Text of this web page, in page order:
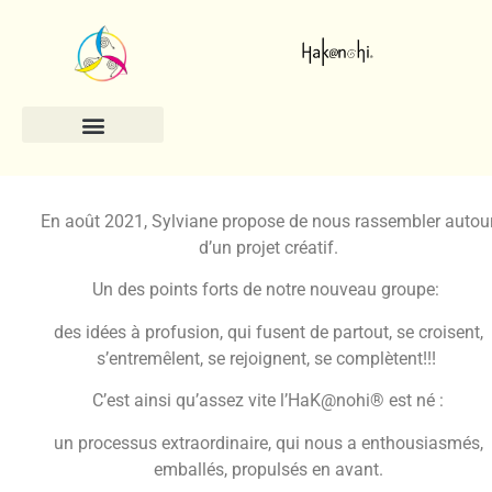
En août 2021, Sylviane propose de nous rassembler
d’un projet créatif.
Un des points forts de notre nouveau groupe:
des idées à profusion, qui fusent de partout, se croisent,
s’entremêlent, se rejoignent, se complètent!!!
C’est ainsi qu’assez vite l’HaK@nohi® est né :
un processus extraordinaire, qui nous a enthousiasmés,
emballés, propulsés en avant.